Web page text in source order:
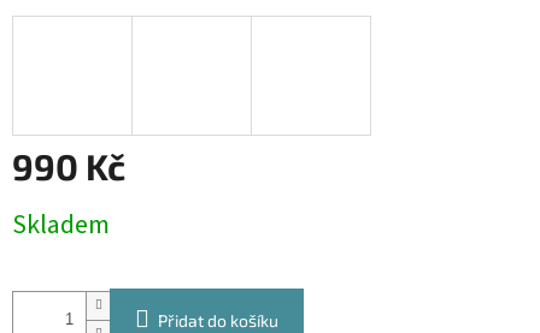
990 Kč
cena:
Skladem
Přidat do košíku